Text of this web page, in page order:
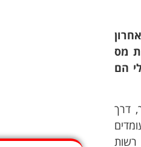
מס
הם
דרך
רשות